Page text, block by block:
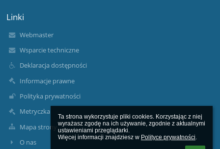
Ta strona wykorzystuje pliki cookies. Korzystając z niej
wyrażasz zgodę na ich używanie, zgodnie z aktualnymi
ustawieniami przeglądarki.
Więcej informacji znajdziesz w Polityce prywatności.
Linki
Webmaster
Wsparcie techniczne
Deklaracja dostępności
Informacje prawne
Polityka prywatności
Metryczka
Mapa strony
O nas